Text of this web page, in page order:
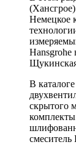
Немецкое
В
скрытого
смеситель